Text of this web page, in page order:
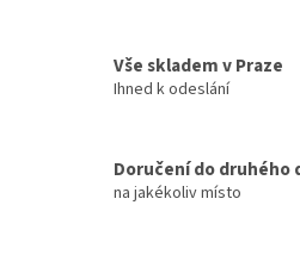
Vše skladem v Praze
Ihned k odeslání
Doručení do druhého
na jakékoliv místo